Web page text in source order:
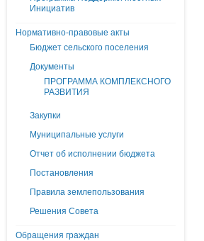
Инициатив
Нормативно-правовые акты
Бюджет сельского поселения
Документы
ПРОГРАММА КОМПЛЕКСНОГО
РАЗВИТИЯ
Закупки
Муниципальные услуги
Отчет об исполнении бюджета
Постановления
Правила землепользования
Решения Совета
Обращения граждан